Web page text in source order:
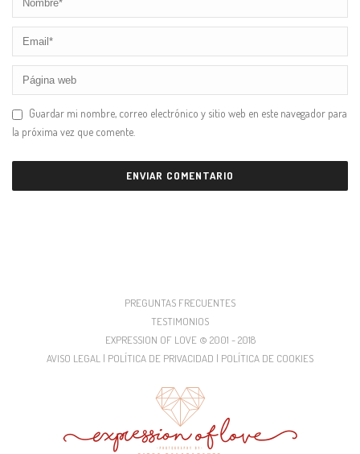
Guardar mi nombre, correo electrónico y sitio web en este navegador para
la próxima vez que comente.
PREGUNTAS FRECUENTES
TESTIMONIOS
EXPRESSION OF LOVE © 2001 - 2018
AVISO LEGAL | POLÍTICA DE PRIVACIDAD | POLÍTICA DE COOKIES